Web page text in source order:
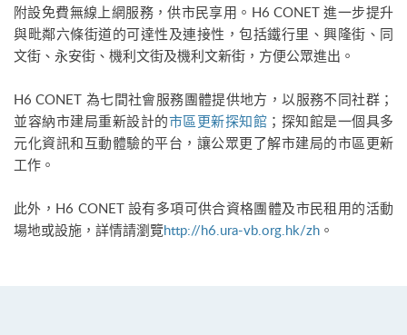
附設免費無線上網服務，供市民享用。H6 CONET 進一步提升
與毗鄰六條街道的可達性及連接性，包括鐵行里、興隆街、同
文街、永安街、機利文街及機利文新街，方便公眾進出。
H6 CONET 為七間社會服務團體提供地方，以服務不同社群；
並容納市建局重新設計的市區更新探知館 ；探知館是一個具多
元化資訊和互動體驗的平台，讓公眾更了解市建局的市區更新
工作。
此外，H6 CONET 設有多項可供合資格團體及市民租用的活動
場地或設施，詳情請瀏覽http://h6.ura-vb.org.hk/zh 。